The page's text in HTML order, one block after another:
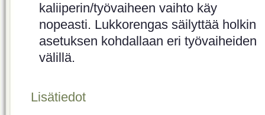
kaliiperin/työvaiheen vaihto käy
nopeasti. Lukkorengas säilyttää holkin
asetuksen kohdallaan eri työvaiheiden
välillä.
Lisätiedot